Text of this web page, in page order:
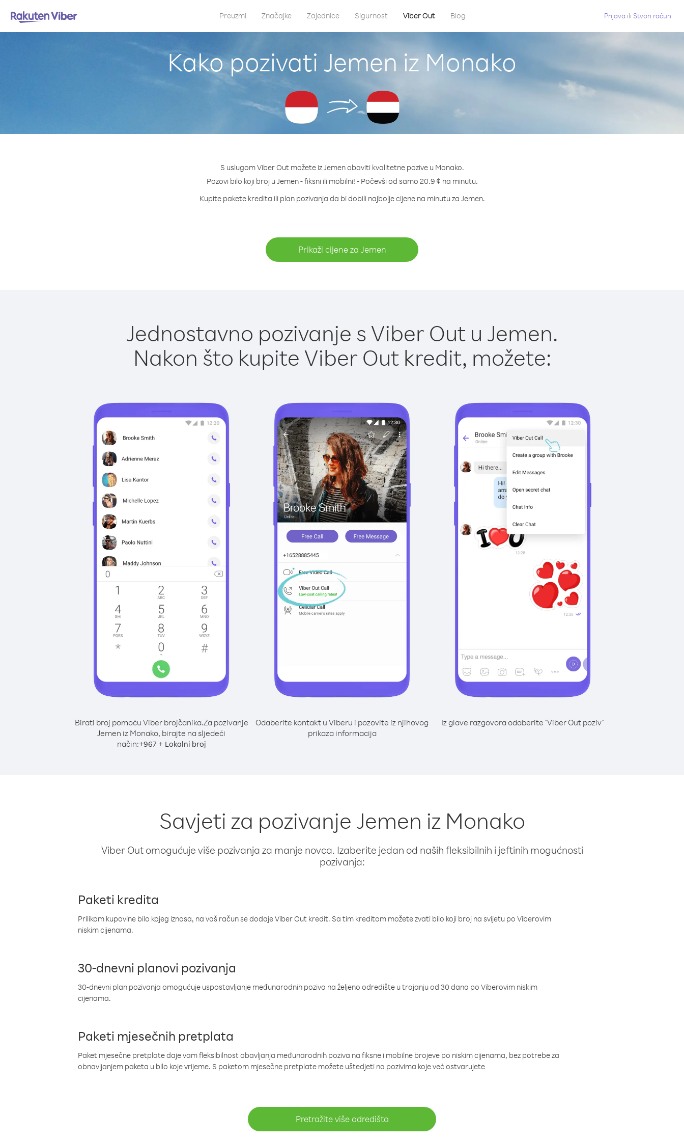
Preuzmi Značajke Zajednice Sigurnost Viber Out Blog Prijava ili Stvori račun
Kako pozivati Jemen iz Monako
S uslugom Viber Out možete iz Jemen obaviti kvalitetne pozive u Monako.
Pozovi bilo koji broj u Jemen - fiksni ili mobilni! - Počevši od samo 20.9 ¢ na minutu.
Kupite pakete kredita ili plan pozivanja da bi dobili najbolje cijene na minutu za Jemen.
Prikaži cijene za Jemen
Jednostavno pozivanje s Viber Out u Jemen.
Nakon što kupite Viber Out kredit, možete:
Birati broj pomoću Viber brojčanika.Za pozivanje
Jemen iz Monako, birajte na sljedeći
način:+967+ Lokalni broj
Odaberite kontakt u Viberu i pozovite iz njihovog
prikaza informacija
Iz glave razgovora odaberite "Viber Out poziv"
Savjeti za pozivanje Jemen iz Monako
Viber Out omogućuje više pozivanja za manje novca. Izaberite jedan od naših fleksibilnih i jeftinih mogućnosti
pozivanja:
Paketi kredita
Prilikom kupovine bilo kojeg iznosa, na vaš račun se dodaje Viber Out kredit. Sa tim kreditom možete zvati bilo koji broj na svijetu po Viberovim
niskim cijenama.
30-dnevni planovi pozivanja
30-dnevni plan pozivanja omogućuje uspostavljanje međunarodnih poziva na željeno odredište u trajanju od 30 dana po Viberovim niskim
cijenama.
Paketi mjesečnih pretplata
Paket mjesečne pretplate daje vam fleksibilnost obavljanja međunarodnih poziva na fiksne i mobilne brojeve po niskim cijenama, bez potrebe za
obnavljanjem paketa u bilo koje vrijeme. S paketom mjesečne pretplate možete uštedjeti na pozivima koje već ostvarujete
Pretražite više odredišta